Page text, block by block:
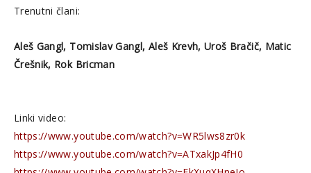
Trenutni člani:
Aleš Gangl, Tomislav Gangl, Aleš Krevh, Uroš Bračič, Matic
Črešnik, Rok Bricman
Linki video:
https://www.youtube.com/watch?v=WR5lws8zr0k
https://www.youtube.com/watch?v=ATxakJp4fH0